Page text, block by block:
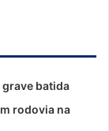
batida
rodovia na